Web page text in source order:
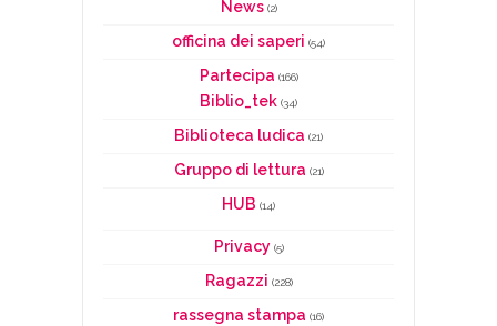
News(2)
officina dei saperi (54)
Partecipa (166)
Biblio_tek (34)
Biblioteca ludica (21)
Gruppo di lettura (21)
HUB (14)
Privacy(5)
Ragazzi (228)
rassegna stampa (16)